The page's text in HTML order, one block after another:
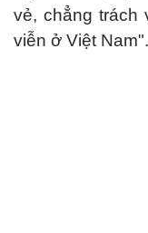
vẻ, chẳng trách
viễn ở Việt Nam".